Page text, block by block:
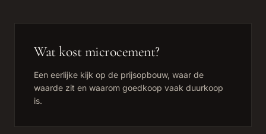
Wat kost microcement?
Een eerlijke kijk op de prijsopbouw, waar de
waarde zit en waarom goedkoop vaak duurkoop
is.